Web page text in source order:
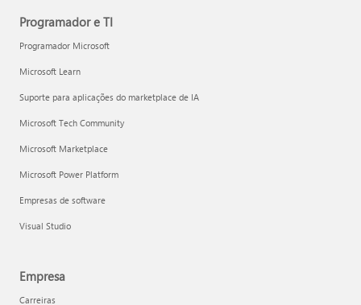
Programador e TI
Programador Microsoft
Microsoft Learn
Suporte para aplicações do marketplace de IA
Microsoft Tech Community
Microsoft Marketplace
Microsoft Power Platform
Empresas de software
Visual Studio
Empresa
Carreiras